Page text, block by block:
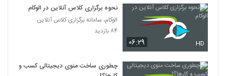
۰۶:۲۹ HD
نحوه برگزاری کلاس آنلاین در الوکام
الوکام، سامانه برگزاری کلاس آنلاین
۸۴ بازدید
چطوری ساخت منوی دیجیتالی کسب و